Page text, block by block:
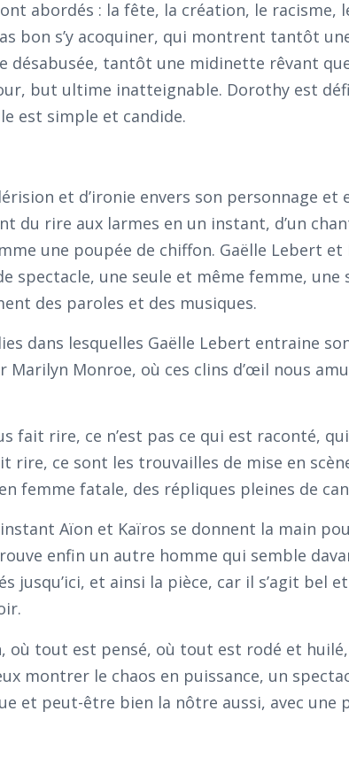
abordés : la fête, la création, le racisme,
bon s’y acoquiner, qui montrent tantôt
désabusée, tantôt une midinette rêvant
but ultime inatteignable. Dorothy est
est simple et candide.
et d’ironie envers son personnage et
du rire aux larmes en un instant, d’un
une poupée de chiffon. Gaëlle Lebert
spectacle, une seule et même femme, une
des paroles et des musiques.
dans lesquelles Gaëlle Lebert entraine
Marilyn Monroe, où ces clins d’œil nous
fait rire, ce n’est pas ce qui est raconté,
rire, ce sont les trouvailles de mise en
femme fatale, des répliques pleines de
instant Aïon et Kaïros se donnent la main
enfin un autre homme qui semble
jusqu’ici, et ainsi la pièce, car il s’agit bel
où tout est pensé, où tout est rodé et
montrer le chaos en puissance, un
et peut-être bien la nôtre aussi, avec une